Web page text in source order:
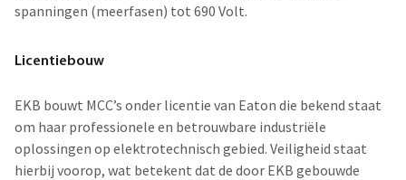
spanningen (meerfasen) tot 690 Volt.
Licentiebouw
EKB bouwt MCC’s onder licentie van Eaton die bekend staat
om haar professionele en betrouwbare industriële
oplossingen op elektrotechnisch gebied. Veiligheid staat
hierbij voorop, wat betekent dat de door EKB gebouwde